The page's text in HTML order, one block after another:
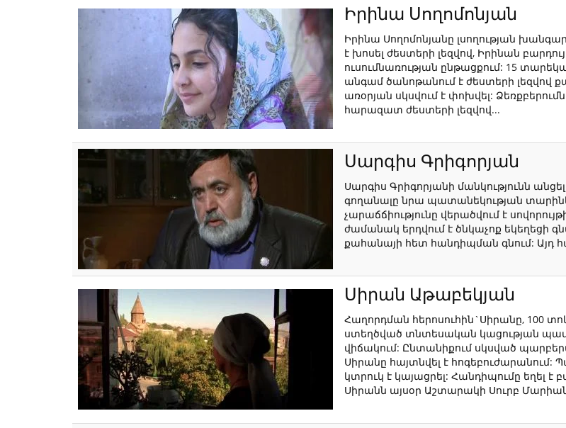
Իրինա Սողոմոնյան
Իրինա Սողոմոնյանը լսողության
է խոսել ժեստերի լեզվով, Իրինան
ուսումնառության ընթացքում: 15
անգամ ծանոթանում է ժեստերի լեզվով
առօրյան սկսվում է փոխվել:
հարազատ ժեստերի լեզվով...
Սարգիս Գրիգորյան
Սարգիս Գրիգորյանի մանկությունն
գողանալը նրա պատանեկության
չարաճճիությունը վերածվում է
ժամանակ երդվում է ծնկաչոք եկեղեցի
քահանայի հետ հանդիպման գնում: Այդ
Սիրան Աթաբեկյան
Հաղորդման հերոսուհին`Սիրանը, 100
ստեղծված տնտեսական կացության
վիճակում: Ընտանիքում սկսված
Սիրանը հայտնվել է հոգեբուժարանում:
կտրուկ է կայացրել: Հանդիպումը եղել
Սիրանն այսօր Աշտարակի Սուրբ